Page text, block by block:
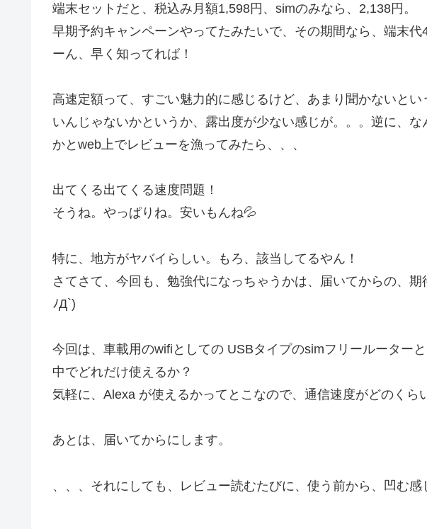
端末セットだと、税込み月額1,598円、simのみなら、2,138円。
早期予約キャンペーンやってたみたいで、その期間なら、端末代
ーん、早く知ってれば！
高速定額って、すごい魅力的に感じるけど、あまり聞かないと
いんじゃないかというか、露出度が少ない感じが。。。逆に、
かとweb上でレビューを漁ってみたら、、、
出てくる出てくる速度問題！
そうね。やっぱりね。安いもんね💦
特に、地方がヤバイらしい。もろ、該当してるやん！
さてさて、今回も、勉強代になっちゃうかは、届いてからの、
ﾉД`)
今回は、車載用のwifiとしての USBタイプのsimフリールーター
中でどれだけ使えるか？
気軽に、Alexa が使えるかってとこなので、通信速度がどのくら
あとは、届いてからにします。
、、、それにしても、レビュー読むたびに、使う前から、凹む感